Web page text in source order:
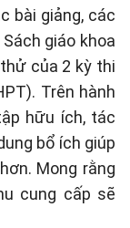
bài giảng, các
giáo khoa
của 2 kỳ thi
Trên hành
hữu ích, tác
bổ ích giúp
Mong rằng
cung cấp sẽ